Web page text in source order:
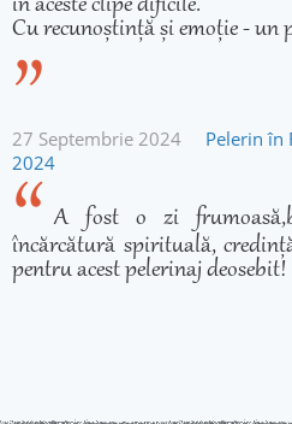
în aceste clipe dificile.
Cu recunoștință și emoție - un
27 Septembrie 2024
Pelerin în
2024
A fost o zi
încărcătură spirituală,
pentru acest pelerinaj